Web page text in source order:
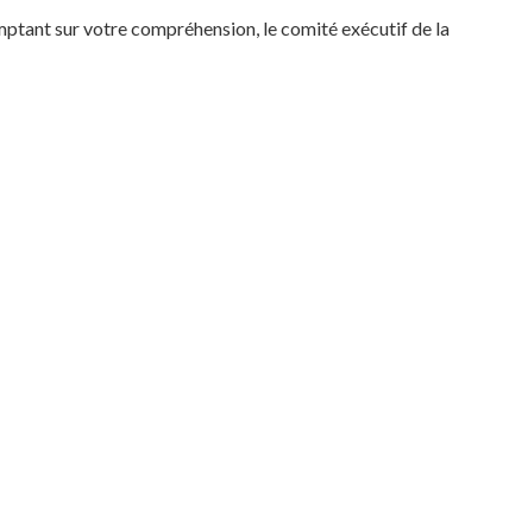
sur votre compréhension, le comité exécutif de la